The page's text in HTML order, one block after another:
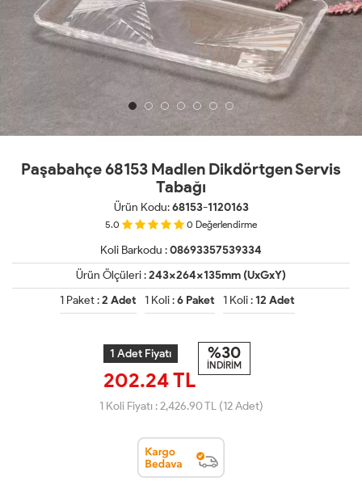
Paşabahçe 68153 Madlen Dikdörtgen Servis
Tabağı
Ürün Kodu:68153-1120163
5.0 0 Değerlendirme
Koli Barkodu :08693357539334
Ürün Ölçüleri :243x264x135mm (UxGxY)
1 Paket :2 Adet 1 Koli :6 Paket 1 Koli :12 Adet
1 Adet Fiyatı
202.24 TL
%30
İNDİRİM
1 Koli Fiyatı :2,426.90TL (12 Adet)